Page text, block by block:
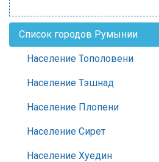
Список городов Румынии
Население Тополовени
Население Тэшнад
Население Плопени
Население Сирет
Население Хуедин